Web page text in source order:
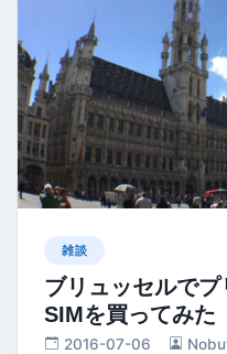
雑談
ブリュッセルで
SIMを買ってみた
2016-07-06